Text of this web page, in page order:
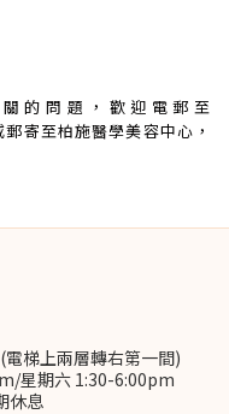
的問題，歡迎電郵至
郵寄至柏施醫學美容中心 ，
梯上兩層轉右第一間)
星期六 1:30-6:00pm
休息